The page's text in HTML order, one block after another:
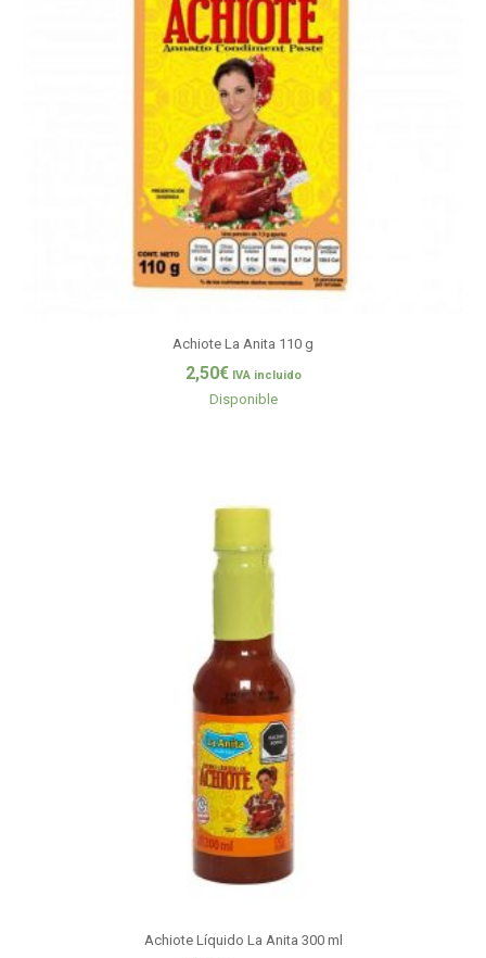
Achiote La Anita 110 g
2,50€ IVA incluido
Disponible
Achiote Líquido La Anita 300 ml